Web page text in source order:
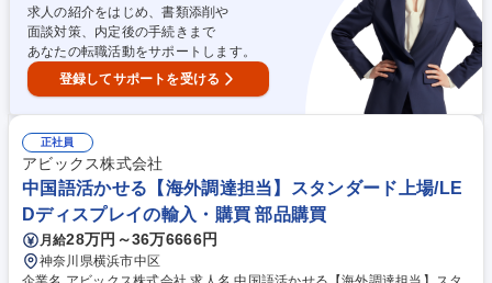
求人の紹介をはじめ、書類添削や
面談対策、内定後の手続きまで
あなたの転職活動をサポートします。
登録してサポートを受ける
正社員
アビックス株式会社
中国語活かせる【海外調達担当】スタンダード上場/LE
Dディスプレイの輸入・購買 部品購買
月給28万円～36万6666円
神奈川県横浜市中区